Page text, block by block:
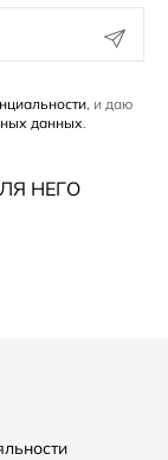
, и даю
данных.
НЕГО